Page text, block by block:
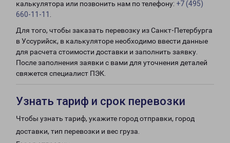
калькулятора или позвонить нам по телефону: +7 (495)
660-11-11
Для того, чтобы заказать перевозку из Санкт-Петербурга
в Уссурийск, в калькуляторе необходимо ввести данные
для расчета стоимости доставки и заполнить заявку.
После заполнения заявки с вами для уточнения деталей
свяжется специалист ПЭК.
Узнать тариф и срок перевозки
Чтобы узнать тариф, укажите город отправки, город
доставки, тип перевозки и вес груза.